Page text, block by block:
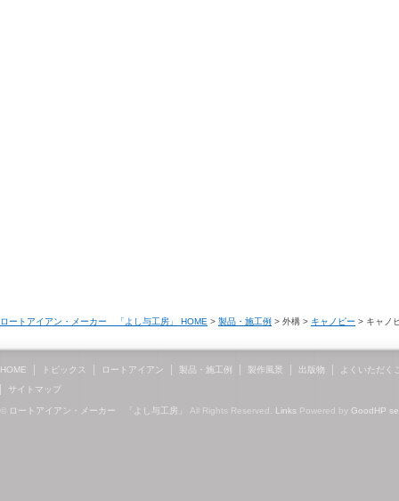
ロートアイアン・メーカー 「よし与工房」 HOME > 製品・施工例 > 外構 > キャノピー > キャノ
HOME トピックス ロートアイアン 製品・施工例 製作風景 出版物
よくいただく
サイトマップ
ロートアイアン・メーカー 「よし与工房」 All Rights Reserved. Links Powered by GoodHP